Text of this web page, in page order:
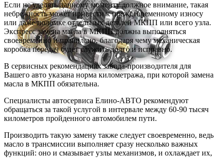
Если не уделять данному моменту должное внимание, такая
небрежность может привести к преждевременному износу
или даже поломке отдельных деталей МКПП или всего узла.
Экспресс замена масла в МКПП должна выполняться
своевременно и правильно, благодаря чему механическая
коробка передач будет служить долго и исправно.
В сервисных рекомендациях завода-производителя для
Вашего авто указана норма километража, при которой замена
масла в МКПП обязательна.
Специалисты автосервиса Елино-АВТО рекомендуют
обращаться за такой услугой в интервале между 60-90 тысяч
километров пройденного автомобилем пути.
Производить такую замену также следует своевременно, ведь
масло в трансмиссии выполняет сразу несколько важных
функций: оно и смазывает узлы механизмов, и охлаждает их,